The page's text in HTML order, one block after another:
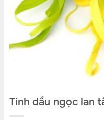
Tinh dầu ngọc lan